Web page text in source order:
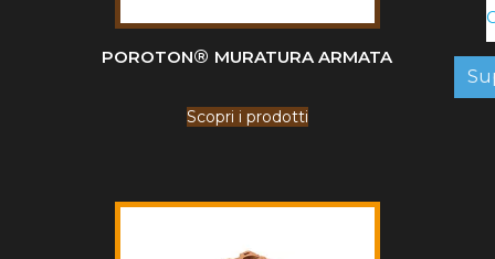
POROTON® MURATURA ARMATA
Scopri i prodotti